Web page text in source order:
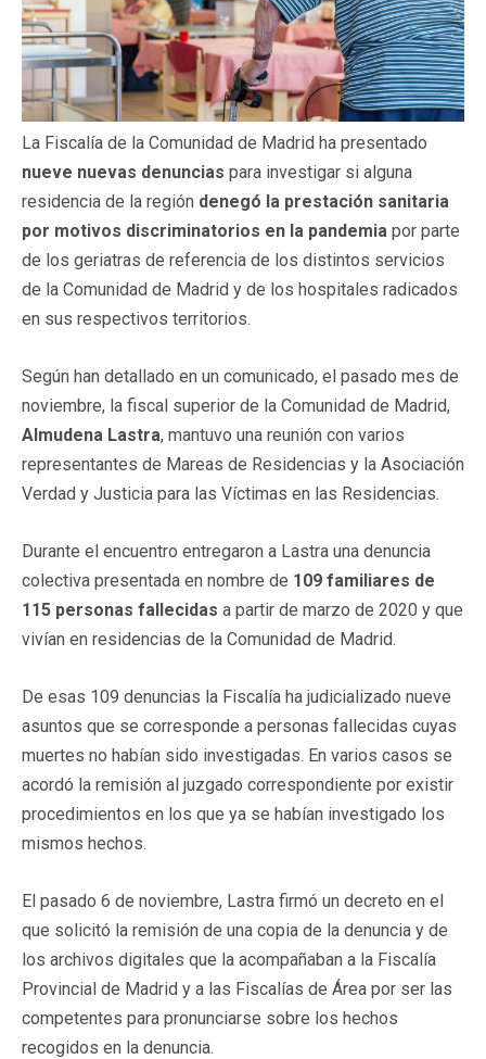
La Fiscalía de la Comunidad de Madrid ha presentado
nueve nuevas denuncias para investigar si alguna
residencia de la región denegó la prestación sanitaria
por motivos discriminatorios en la pandemia por parte
de los geriatras de referencia de los distintos servicios
de la Comunidad de Madrid y de los hospitales radicados
en sus respectivos territorios.
Según han detallado en un comunicado, el pasado mes de
noviembre, la fiscal superior de la Comunidad de Madrid,
Almudena Lastra, mantuvo una reunión con varios
representantes de Mareas de Residencias y la Asociación
Verdad y Justicia para las Víctimas en las Residencias.
Durante el encuentro entregaron a Lastra una denuncia
colectiva presentada en nombre de 109 familiares de
115 personas fallecidas a partir de marzo de 2020 y que
vivían en residencias de la Comunidad de Madrid.
De esas 109 denuncias la Fiscalía ha judicializado nueve
asuntos que se corresponde a personas fallecidas cuyas
muertes no habían sido investigadas. En varios casos se
acordó la remisión al juzgado correspondiente por existir
procedimientos en los que ya se habían investigado los
mismos hechos.
El pasado 6 de noviembre, Lastra firmó un decreto en el
que solicitó la remisión de una copia de la denuncia y de
los archivos digitales que la acompañaban a la Fiscalía
Provincial de Madrid y a las Fiscalías de Área por ser las
competentes para pronunciarse sobre los hechos
recogidos en la denuncia.